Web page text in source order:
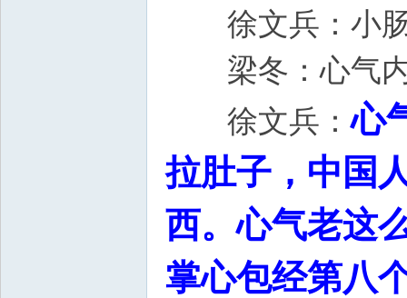
徐文兵：小
梁冬：心气
徐文兵：心
拉肚子，中国
西。心气老这
掌心包经第八